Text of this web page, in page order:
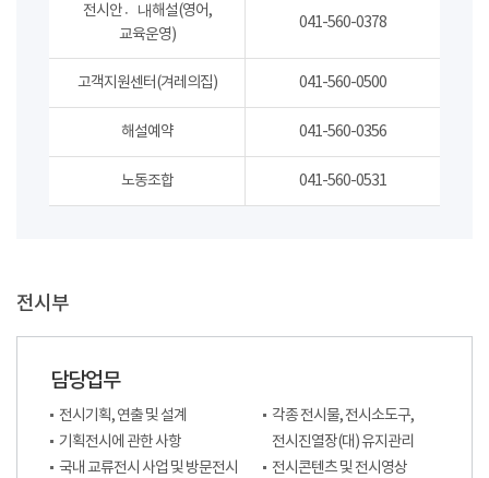
전시안내〮해설(영어,
교육운영)
041-560-0378
고객지원센터(겨레의집) 041-560-0500
해설예약 041-560-0356
노동조합 041-560-0531
전시부
담당업무
전시기획, 연출 및 설계
기획전시에 관한 사항
국내 교류전시 사업 및 방문전시
각종 전시물, 전시소도구,
전시진열장(대) 유지관리
전시콘텐츠 및 전시영상